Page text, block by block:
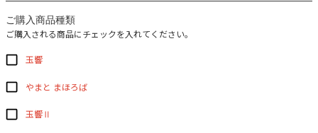
ご購入商品種類
ご購入される商品にチェックを入れてください。
玉響
やまと まほろば
玉響Ⅱ